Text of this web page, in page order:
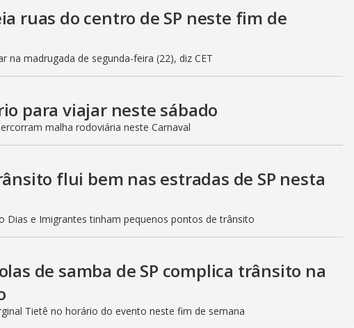
ruas do centro de SP neste fim de
madrugada de segunda-feira (22), diz CET
para viajar neste sábado
malha rodoviária neste Carnaval
flui bem nas estradas de SP nesta
Dias e Imigrantes tinham pequenos pontos de trânsito
de samba de SP complica trânsito na
Tietê no horário do evento neste fim de semana